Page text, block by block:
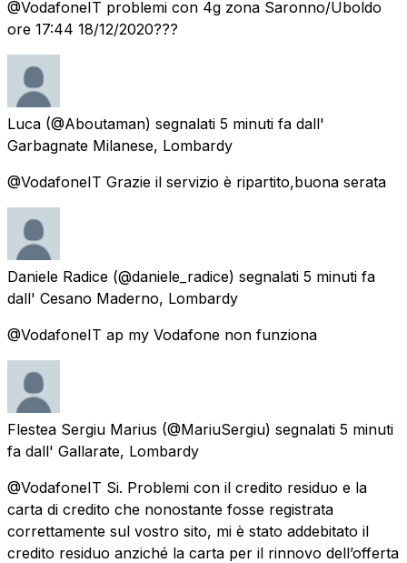
@VodafoneIT problemi con 4g zona Saronno/Uboldo
ore 17:44 18/12/2020???
Luca (@Aboutaman) segnalati 5 minuti fa dall'
Garbagnate Milanese, Lombardy
@VodafoneIT Grazie il servizio è ripartito,buona serata
Daniele Radice (@daniele_radice) segnalati 5 minuti fa
dall' Cesano Maderno, Lombardy
@VodafoneIT ap my Vodafone non funziona
Flestea Sergiu Marius (@MariuSergiu) segnalati 5 minuti
fa dall' Gallarate, Lombardy
@VodafoneIT Si. Problemi con il credito residuo e la
carta di credito che nonostante fosse registrata
correttamente sul vostro sito, mi è stato addebitato il
credito residuo anziché la carta per il rinnovo dell’offerta